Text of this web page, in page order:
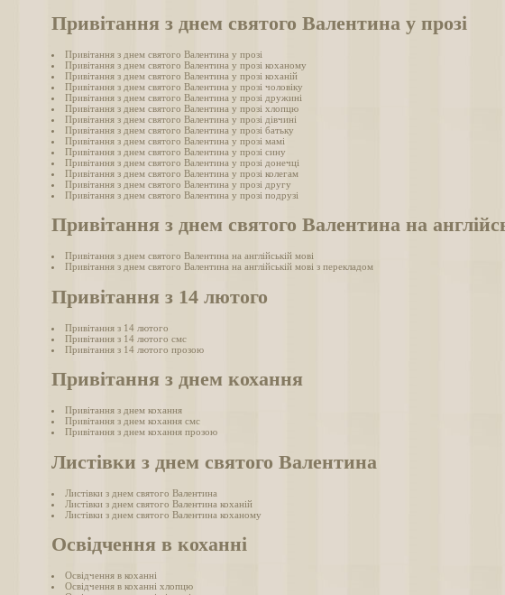
Привітання з днем святого Валентина у прозі
Привітання з днем святого Валентина у прозі
Привітання з днем святого Валентина у прозі коханому
Привітання з днем святого Валентина у прозі коханій
Привітання з днем святого Валентина у прозі чоловіку
Привітання з днем святого Валентина у прозі дружині
Привітання з днем святого Валентина у прозі хлопцю
Привітання з днем святого Валентина у прозі дівчині
Привітання з днем святого Валентина у прозі батьку
Привітання з днем святого Валентина у прозі мамі
Привітання з днем святого Валентина у прозі сину
Привітання з днем святого Валентина у прозі донечці
Привітання з днем святого Валентина у прозі колегам
Привітання з днем святого Валентина у прозі другу
Привітання з днем святого Валентина у прозі подрузі
Привітання з днем святого Валентина на
Привітання з днем святого Валентина на англійській мові
Привітання з днем святого Валентина на англійській мові з перекладом
Привітання з 14 лютого
Привітання з 14 лютого
Привітання з 14 лютого смс
Привітання з 14 лютого прозою
Привітання з днем кохання
Привітання з днем кохання
Привітання з днем кохання смс
Привітання з днем кохання прозою
Листівки з днем святого Валентина
Листівки з днем святого Валентина
Листівки з днем святого Валентина коханій
Листівки з днем святого Валентина коханому
Освідчення в коханні
Освідчення в коханні
Освідчення в коханні хлопцю